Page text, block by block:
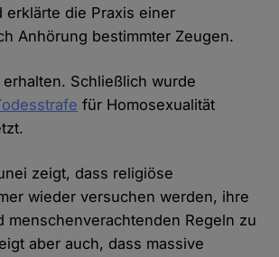
erklärte die Praxis einer
Anhörung bestimmter Zeugen.
Schließlich wurde
für Homosexualität
zeigt, dass religiöse
wieder versuchen werden, ihre
menschenverachtenden Regeln zu
aber auch, dass massive